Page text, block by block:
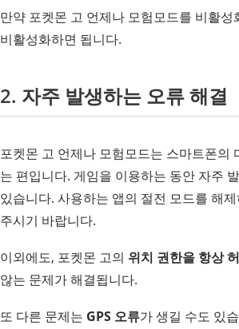
만약 포켓몬 고 언제나 모험모드를 비활
비활성화하면 됩니다.
2. 자주 발생하는 오류 해결
포켓몬 고 언제나 모험모드는 스마트폰의
는 편입니다. 게임을 이용하는 동안 자주
있습니다. 사용하는 앱의 절전 모드를 해
주시기 바랍니다.
이외에도, 포켓몬 고의 위치 권한을 항상
않는 문제가 해결됩니다.
또 다른 문제는 GPS 오류가 생길 수도 있